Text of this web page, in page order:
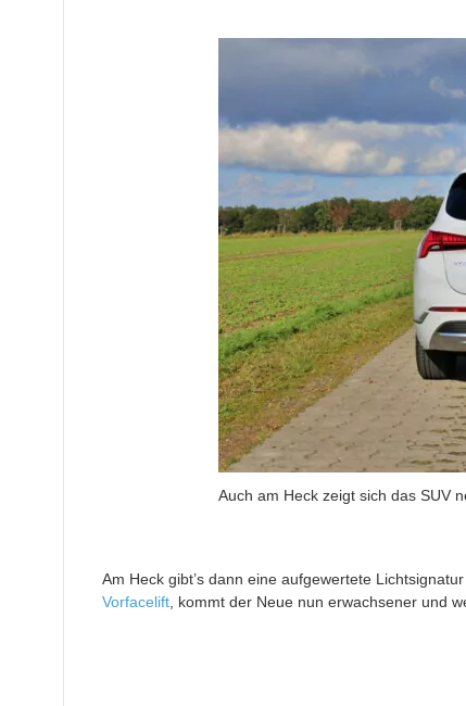
Auch am Heck zeigt sich das SUV
Am Heck gibt’s dann eine aufgewertete
Vorfacelift, kommt der Neue nun erwachsener und